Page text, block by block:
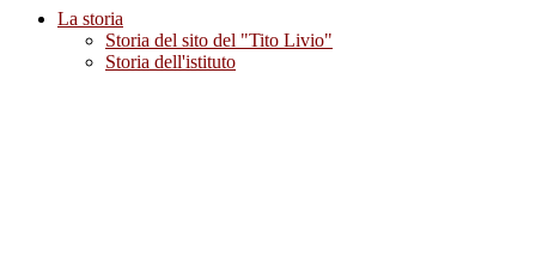
La storia
Storia del sito del "Tito Livio"
Storia dell'istituto